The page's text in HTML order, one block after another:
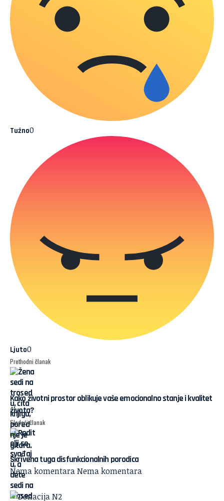
Tužno0
Ljuto0
Prethodni članak
Kako životni prostor oblikuje vaše emocionalno stanje i kvalitet
života?
Sledeći članak
Skrivena tuga disfunkcionalnih porodica
Nema komentaraNema komentara